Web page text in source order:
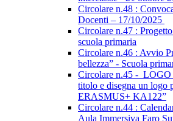
Circolare n.48 :
Docenti – 17/10/2025
Circolare n.47 :
scuola primaria
Circolare n.46 : Avvio
bellezza” - Scuola
Circolare n.45 - LOGO
titolo e disegna un logo
ERASMUS+ KA122”
Circolare n.44 :
Aula Immersiva Faro